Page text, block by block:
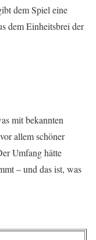
dem Spiel eine
dem Einheitsbrei der
mit bekannten
allem schöner
Umfang hätte
– und das ist, was